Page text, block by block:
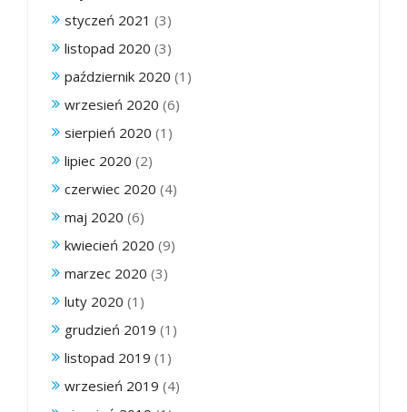
styczeń 2021 (3)
listopad 2020 (3)
październik 2020 (1)
wrzesień 2020 (6)
sierpień 2020 (1)
lipiec 2020 (2)
czerwiec 2020 (4)
maj 2020 (6)
kwiecień 2020 (9)
marzec 2020 (3)
luty 2020 (1)
grudzień 2019 (1)
listopad 2019 (1)
wrzesień 2019 (4)